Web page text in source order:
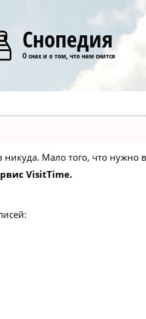
Снопедия
О снах и о том, что нам снится
никуда. Мало того, что
VisitTime.